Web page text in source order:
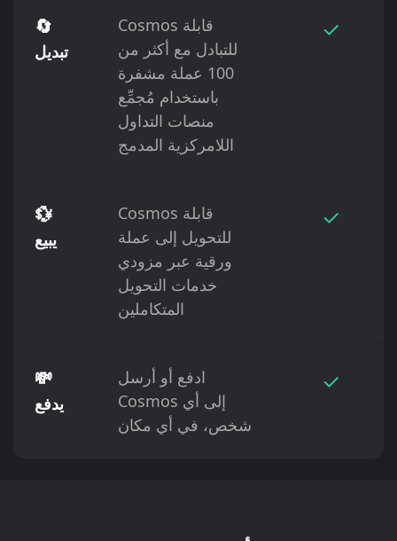
🔄
تبديل
Cosmos قابلة
للتبادل مع أكثر من
100 عملة مشفرة
باستخدام مُجمِّع
منصات التداول
اللامركزية المدمج
✓
💱
يبيع
Cosmos قابلة
للتحويل إلى عملة
ورقية عبر مزودي
خدمات التحويل
المتكاملين
✓
💸
يدفع
ادفع أو أرسل
Cosmos إلى أي
شخص، في أي مكان
✓